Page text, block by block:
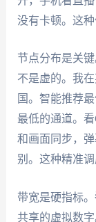
没有卡顿。这
节点分布是关键
不是虚的。我
国。智能推荐
最低的通道。
和画面同步，
别。这种精准
带宽是硬指标。
共享的虚拟数